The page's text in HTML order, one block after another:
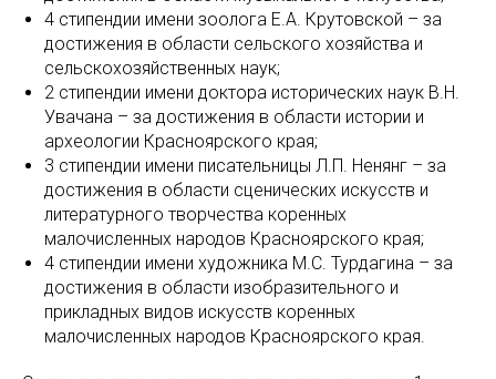
4 стипендии имени зоолога Е.А. Крутовской – за
достижения в области сельского хозяйства и
сельскохозяйственных наук;
2 стипендии имени доктора исторических наук В.Н.
Увачана – за достижения в области истории и
археологии Красноярского края;
3 стипендии имени писательницы Л.П. Ненянг – за
достижения в области сценических искусств и
литературного творчества коренных
малочисленных народов Красноярского края;
4 стипендии имени художника М.С. Турдагина – за
достижения в области изобразительного и
прикладных видов искусств коренных
малочисленных народов Красноярского края.